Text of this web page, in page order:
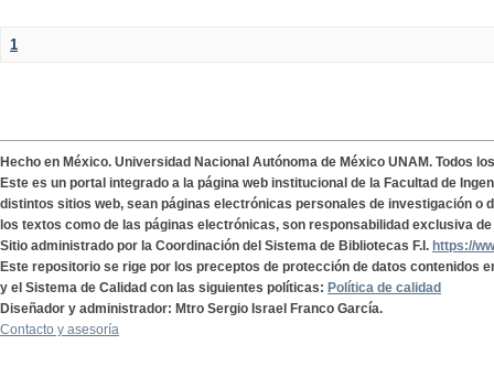
1
Hecho en México. Universidad Nacional Autónoma de México UNAM. Todos
Este es un portal integrado a la página web institucional de la Facultad de
distintos sitios web, sean páginas electrónicas personales de investigación o
los textos como de las páginas electrónicas, son responsabilidad exclusiva
Sitio administrado por la Coordinación del Sistema de Bibliotecas F.I. https://
Este repositorio se rige por los preceptos de protección de datos contenidos
y el Sistema de Calidad con las siguientes políticas: Política de calidad
Diseñador y administrador: Mtro Sergio Israel Franco García.
Contacto y asesoría